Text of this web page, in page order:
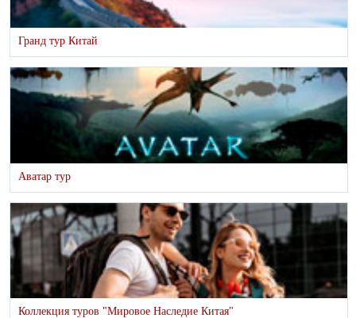
Гранд тур Китай
Аватар тур
Коллекция туров "Мировое Наследие Китая"